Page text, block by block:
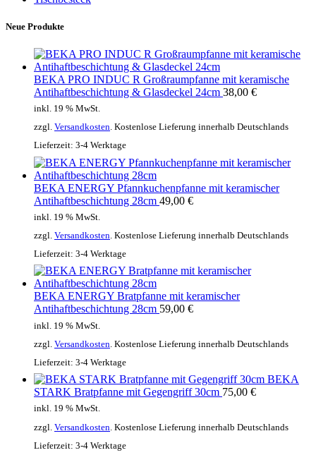
Neue Produkte
BEKA PRO INDUC R Großraumpfanne mit keramische
Antihaftbeschichtung & Glasdeckel 24cm 38,00 €
inkl. 19 % MwSt.
zzgl. Versandkosten. Kostenlose Lieferung innerhalb Deutschlands
Lieferzeit: 3-4 Werktage
BEKA ENERGY Pfannkuchenpfanne mit keramischer
Antihaftbeschichtung 28cm 49,00 €
inkl. 19 % MwSt.
zzgl. Versandkosten. Kostenlose Lieferung innerhalb Deutschlands
Lieferzeit: 3-4 Werktage
BEKA ENERGY Bratpfanne mit keramischer
Antihaftbeschichtung 28cm 59,00 €
inkl. 19 % MwSt.
zzgl. Versandkosten . Kostenlose Lieferung innerhalb Deutschlands
Lieferzeit: 3-4 Werktage
BEKA
STARK Bratpfanne mit Gegengriff 30cm 75,00 €
inkl. 19 % MwSt.
zzgl. Versandkosten . Kostenlose Lieferung innerhalb Deutschlands
Lieferzeit: 3-4 Werktage